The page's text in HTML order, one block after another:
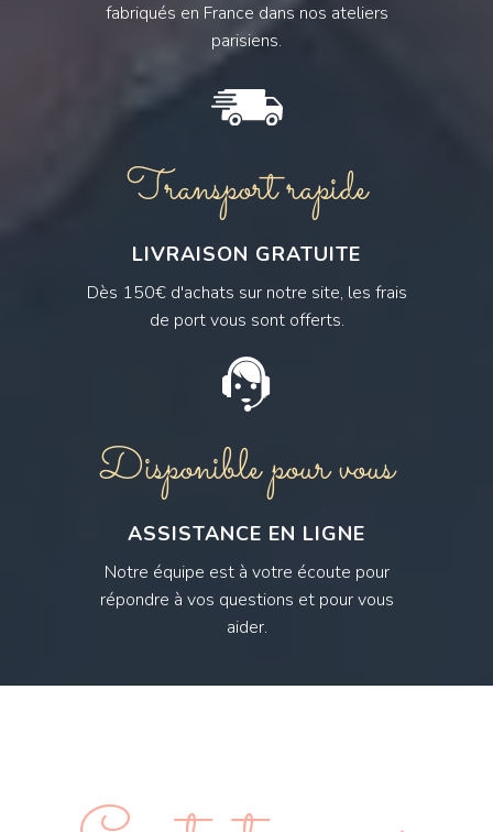
fabriqués en France dans nos ateliers
parisiens.
Transport rapide
LIVRAISON GRATUITE
Dès 150€ d'achats sur notre site, les frais
de port vous sont offerts.
Disponible pour vous
ASSISTANCE EN LIGNE
Notre équipe est à votre écoute pour
répondre à vos questions et pour vous
aider.